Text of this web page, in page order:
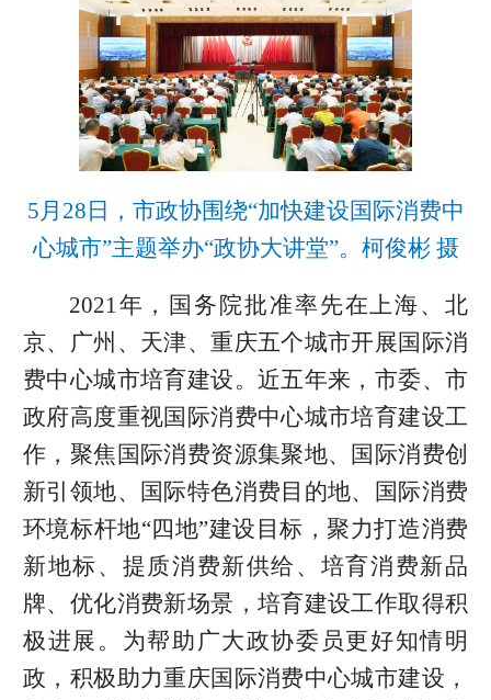
5月28日，市政协围绕“加快建设国际消费中
心城市”主题举办“政协大讲堂”。柯俊彬 摄
2021年，国务院批准率先在上海、北
京、广州、天津、重庆五个城市开展国际消
费中心城市培育建设。近五年来，市委、市
政府高度重视国际消费中心城市培育建设工
作，聚焦国际消费资源集聚地、国际消费创
新引领地、国际特色消费目的地、国际消费
环境标杆地“四地”建设目标，聚力打造消费
新地标、提质消费新供给、培育消费新品
牌、优化消费新场景，培育建设工作取得积
极进展。为帮助广大政协委员更好知情明
政，积极助力重庆国际消费中心城市建设，